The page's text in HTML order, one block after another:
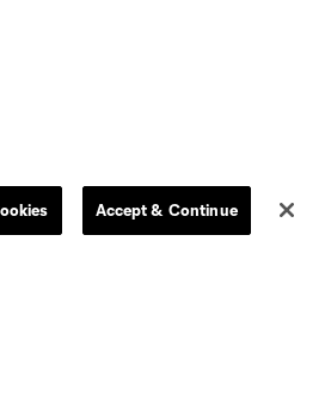
logos of MLS teams are registered
Accept & Continue